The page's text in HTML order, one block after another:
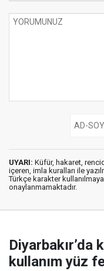
UYARI: Küfür, hakaret,
içeren, imla kuralları ile
Türkçe karakter
onaylanmamaktadır.
Diyarbakır’da
kullanım yüz